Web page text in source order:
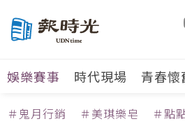
娛樂賽事 時代現場 青春懷
＃鬼月行銷 ＃美琪樂皂 ＃點